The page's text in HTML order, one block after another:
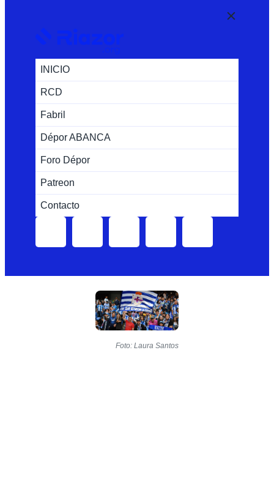
INICIO
RCD
Fabril
Dépor ABANCA
Foro Dépor
Patreon
Contacto
Foto: Laura Santos